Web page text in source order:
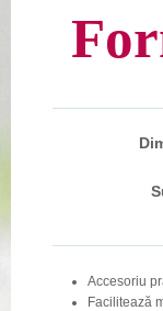
Accesoriu
Facilitează